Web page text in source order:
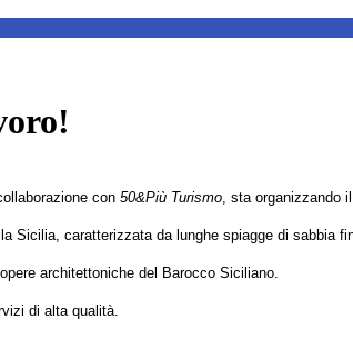
con 50&Più Turismo , sta organizzando
Sicilia, caratterizzata da lunghe spiagge di sabbia
architettoniche del Barocco Siciliano.
di alta qualità.